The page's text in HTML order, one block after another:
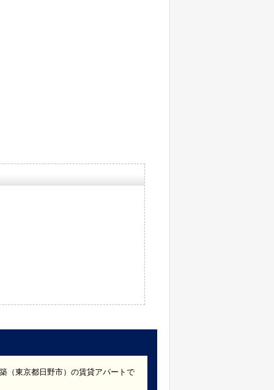
（東京都日野市）の賃貸アパートで